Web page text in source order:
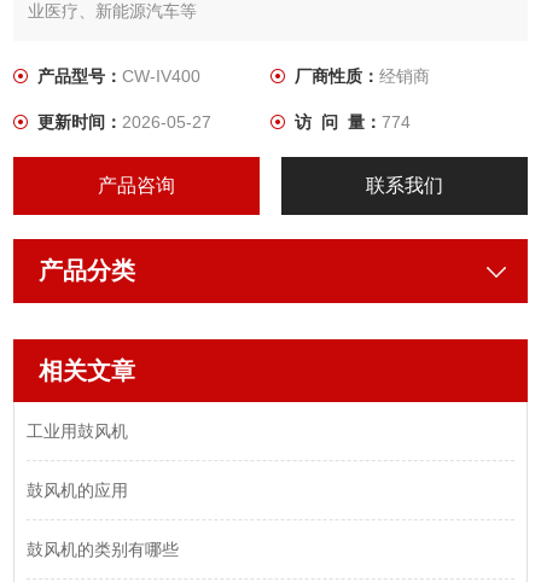
业医疗、新能源汽车等
产品型号：CW-IV400 厂商性质： 经销商
更新时间：2026-05-27 访 问 量： 774
产品咨询 联系我们
产品分类
相关文章
工业用鼓风机
鼓风机的应用
鼓风机的类别有哪些